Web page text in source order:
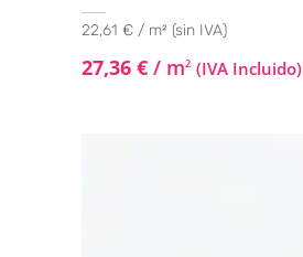
22,61 € / m² (sin IVA)
27,36 € / m2 (IVA Incluido)